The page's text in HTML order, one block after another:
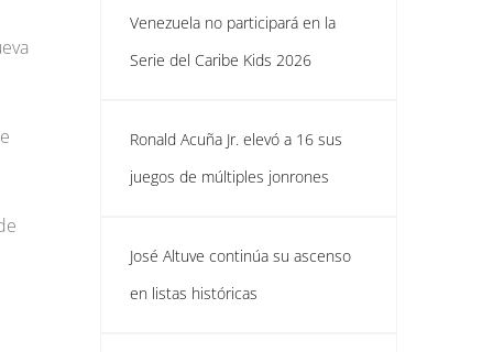
Venezuela no participará en la
Serie del Caribe Kids 2026
Ronald Acuña Jr. elevó a 16 sus
juegos de múltiples jonrones
José Altuve continúa su ascenso
en listas históricas